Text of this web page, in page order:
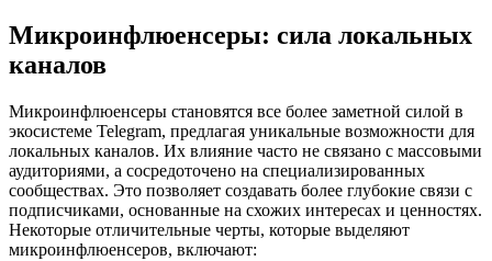
Микроинфлюенсеры: сила локальных
каналов
Микроинфлюенсеры становятся все более заметной силой в
экосистеме Telegram, предлагая уникальные возможности для
локальных каналов. Их влияние часто не связано с массовыми
аудиториями, а сосредоточено на специализированных
сообществах. Это позволяет создавать более глубокие связи с
подписчиками, основанные на схожих интересах и ценностях.
Некоторые отличительные черты, которые выделяют
микроинфлюенсеров, включают: